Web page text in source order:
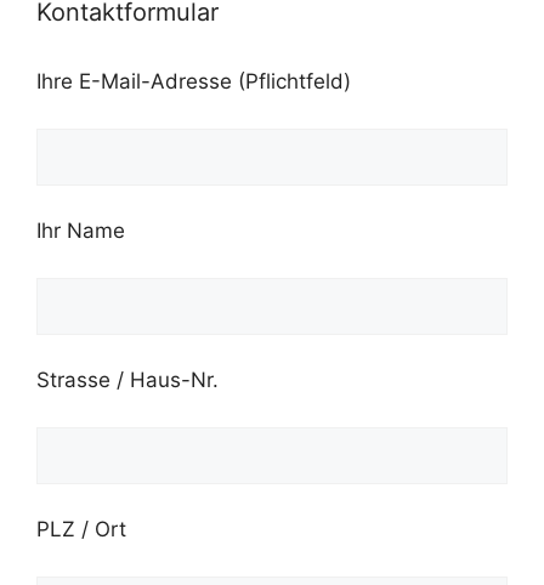
Kontaktformular
Ihre E-Mail-Adresse (Pflichtfeld)
Ihr Name
Strasse / Haus-Nr.
PLZ / Ort